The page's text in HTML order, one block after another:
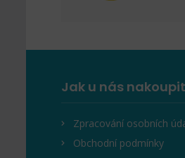
Jak u nás nakoupit
Zpracování osobních
Obchodní podmínky